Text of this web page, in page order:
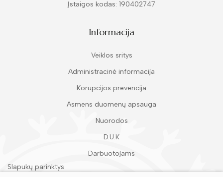
Įstaigos kodas: 190402747
Informacija
Veiklos sritys
Administracinė informacija
Korupcijos prevencija
Asmens duomenų apsauga
Nuorodos
D.U.K
Darbuotojams
Slapukų parinktys